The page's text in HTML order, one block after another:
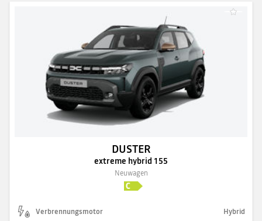
DUSTER
extreme hybrid 155
Neuwagen
Verbrennungsmotor Hybrid